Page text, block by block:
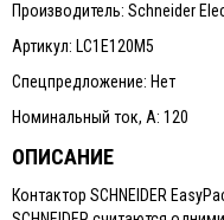
Производитель: Schneider
Артикул: LC1E120М5
Спецпредложение: Нет
Номинальный ток, А: 120
ОПИСАНИЕ
Контактор SCHNEIDER